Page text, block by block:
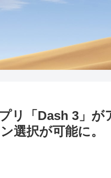
リ「Dash 3」
選択が可能に。